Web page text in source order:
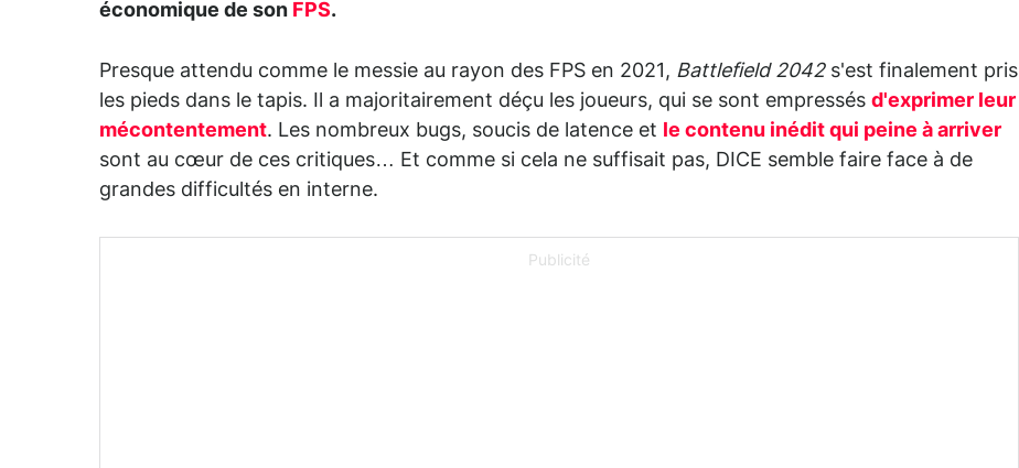
économique de son FPS.
Presque attendu comme le messie au rayon des FPS en 2021, Battlefield 2042s'est finalement pris
les pieds dans le tapis. Il a majoritairement déçu les joueurs, qui se sont empressés d'exprimer leur
mécontentement. Les nombreux bugs, soucis de latence et
le contenu inédit qui peine à arriver
sont au cœur de ces critiques… Et comme si cela ne suffisait pas, DICE semble faire face à de
grandes difficultés en interne.
Publicité